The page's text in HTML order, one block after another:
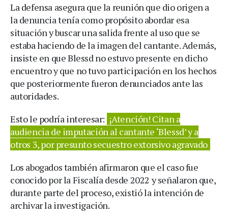
La defensa asegura que la reunión que dio origen a
la denuncia tenía como propósito abordar esa
situación y buscar una salida frente al uso que se
estaba haciendo de la imagen del cantante. Además,
insiste en que Blessd no estuvo presente en dicho
encuentro y que no tuvo participación en los hechos
que posteriormente fueron denunciados ante las
autoridades.
Esto le podría interesar: ¡Atención! Citan a
audiencia de imputación al cantante ‘Blessd’ y a
otros 3, por presunto secuestro extorsivo agravado
Los abogados también afirmaron que el caso fue
conocido por la Fiscalía desde 2022 y señalaron que,
durante parte del proceso, existió la intención de
archivar la investigación.